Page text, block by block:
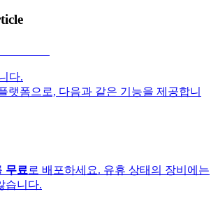
다.
랫폼으로, 다음과 같은 기능을 제공합니
무료 로 배포하세요. 유휴 상태의 장비에는
습니다.